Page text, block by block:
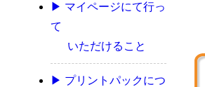
▶ マイページにて行っ
て
いただけること
▶ プリントパックにつ